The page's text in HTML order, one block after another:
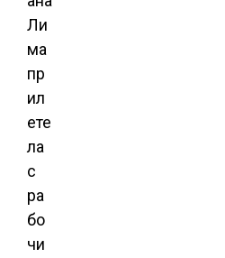
Ли
ма
пр
ил
ете
ла
с
ра
бо
чи